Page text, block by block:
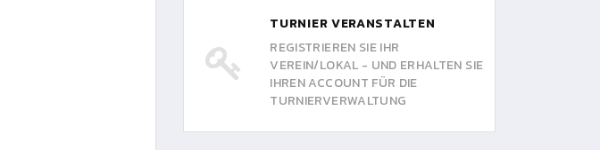
TURNIER VERANSTALTEN
REGISTRIEREN SIE IHR
VEREIN/LOKAL - UND ERHALTEN SIE
IHREN ACCOUNT FÜR DIE
TURNIERVERWALTUNG